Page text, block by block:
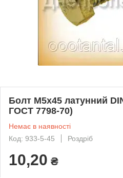
Болт М5х45 латунний
ГОСТ 7798-70)
Немає в наявності
Код: 933-5-45
Роздріб
10,20 ₴